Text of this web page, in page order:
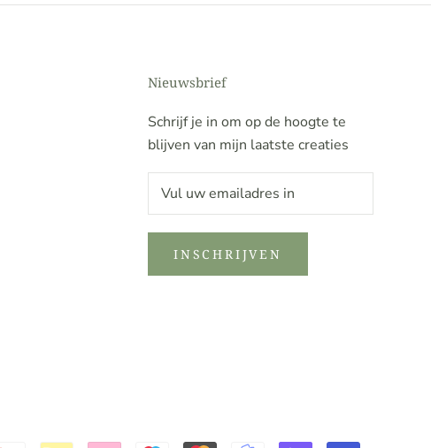
Nieuwsbrief
Schrijf je in om op de hoogte te
blijven van mijn laatste creaties
INSCHRIJVEN